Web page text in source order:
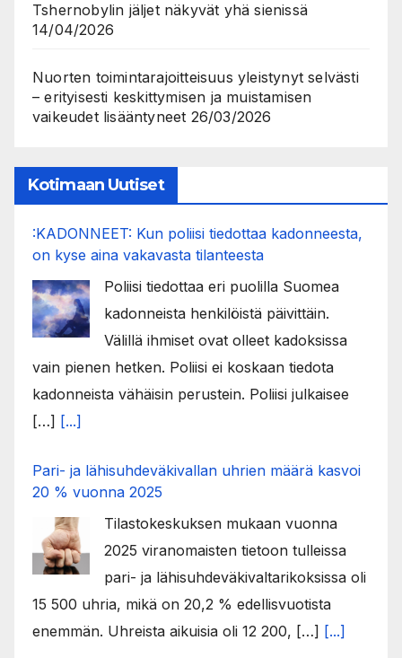
Tshernobylin jäljet näkyvät yhä sienissä
14/04/2026
Nuorten toimintarajoitteisuus yleistynyt selvästi
– erityisesti keskittymisen ja muistamisen
vaikeudet lisääntyneet 26/03/2026
Kotimaan Uutiset
:KADONNEET: Kun poliisi tiedottaa kadonneesta,
on kyse aina vakavasta tilanteesta
Poliisi tiedottaa eri puolilla Suomea
kadonneista henkilöistä päivittäin.
Välillä ihmiset ovat olleet kadoksissa
vain pienen hetken. Poliisi ei koskaan tiedota
kadonneista vähäisin perustein. Poliisi julkaisee
[…] [...]
Pari- ja lähisuhdeväkivallan uhrien määrä kasvoi
20 % vuonna 2025
Tilastokeskuksen mukaan vuonna
2025 viranomaisten tietoon tulleissa
pari- ja lähisuhdeväkivaltarikoksissa oli
15 500 uhria, mikä on 20,2 % edellisvuotista
enemmän. Uhreista aikuisia oli 12 200, […] [...]